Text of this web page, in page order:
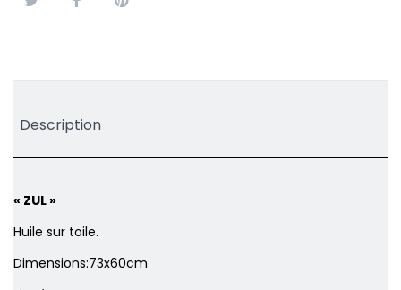
Description
« ZUL »
Huile sur toile.
Dimensions:73x60cm